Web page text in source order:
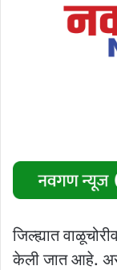
जिल्ह्यात
केली जात आहे. असे